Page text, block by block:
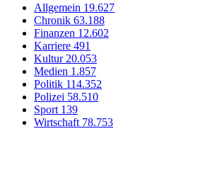
Allgemein 19.627
Chronik 63.188
Finanzen 12.602
Karriere 491
Kultur 20.053
Medien 1.857
Politik 114.352
Polizei 58.510
Sport 139
Wirtschaft 78.753